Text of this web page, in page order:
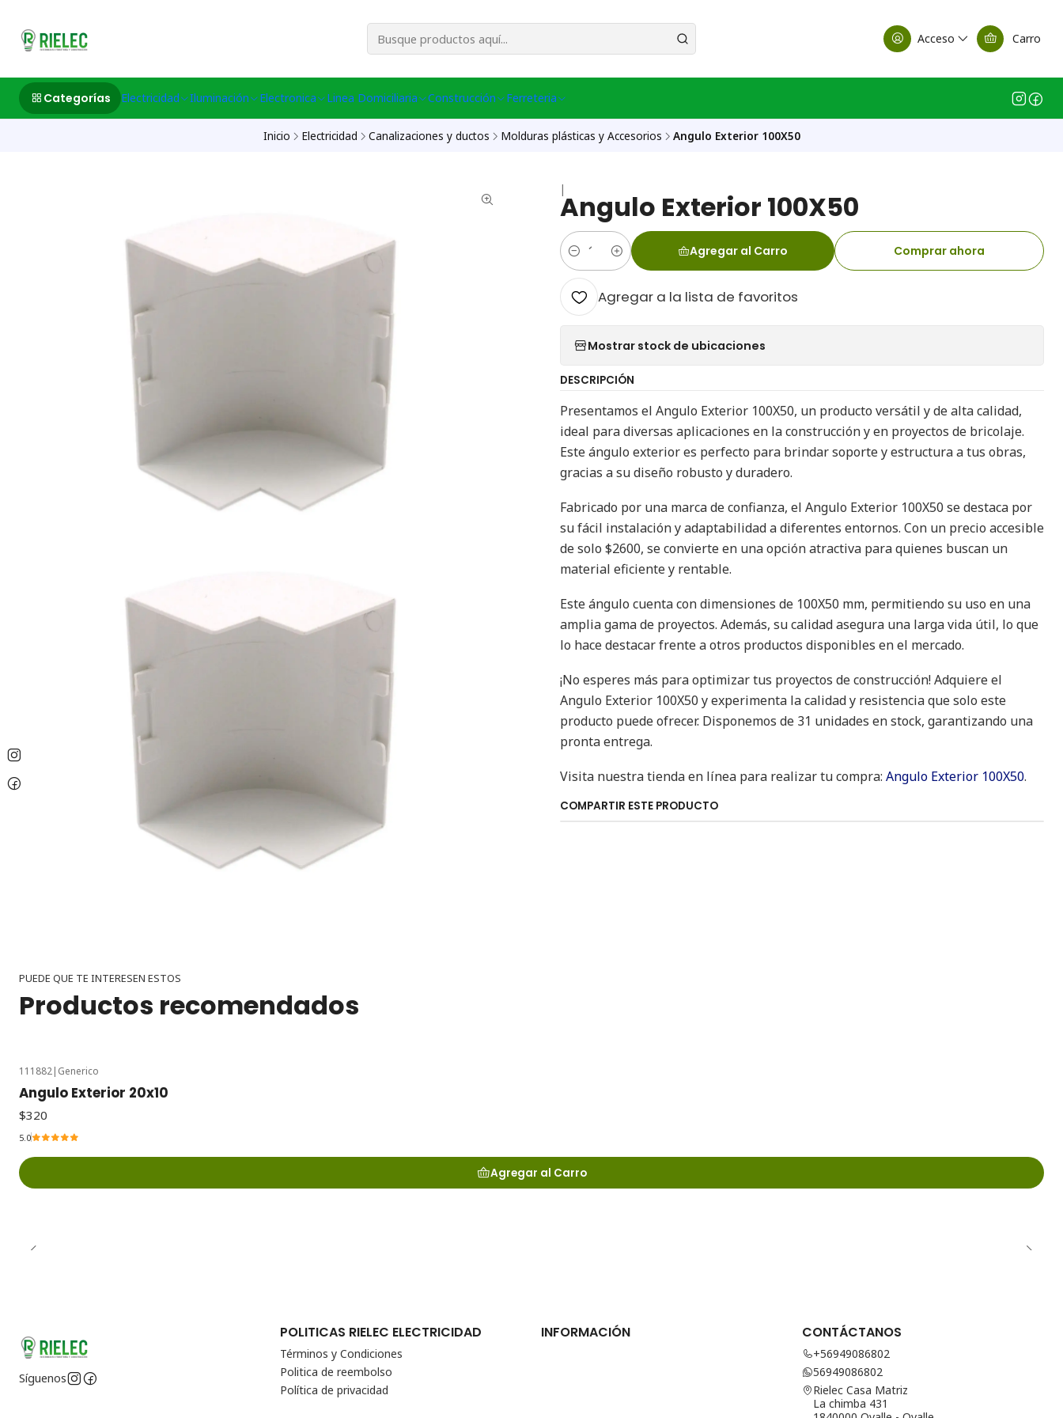
Acceso Carro
Categorías Electricidad Iluminación Electronica Linea Domiciliaria Construcción Ferreteria
Inicio Electricidad Canalizaciones y ductos Molduras plásticas y Accesorios Angulo Exterior 100X50
|
Angulo Exterior 100X50
Cantidad
Agregar al Carro Comprar ahora
Agregar a la lista de favoritos
Mostrar stock de ubicaciones
DESCRIPCIÓN
Presentamos el Angulo Exterior 100X50, un producto versátil y de alta calidad,
ideal para diversas aplicaciones en la construcción y en proyectos de bricolaje.
Este ángulo exterior es perfecto para brindar soporte y estructura a tus obras,
gracias a su diseño robusto y duradero.
Fabricado por una marca de confianza, el Angulo Exterior 100X50 se destaca por
su fácil instalación y adaptabilidad a diferentes entornos. Con un precio accesible
de solo $2600, se convierte en una opción atractiva para quienes buscan un
material eficiente y rentable.
Este ángulo cuenta con dimensiones de 100X50 mm, permitiendo su uso en una
amplia gama de proyectos. Además, su calidad asegura una larga vida útil, lo que
lo hace destacar frente a otros productos disponibles en el mercado.
¡No esperes más para optimizar tus proyectos de construcción! Adquiere el
Angulo Exterior 100X50 y experimenta la calidad y resistencia que solo este
producto puede ofrecer. Disponemos de 31 unidades en stock, garantizando una
pronta entrega.
Visita nuestra tienda en línea para realizar tu compra: Angulo Exterior 100X50.
COMPARTIR ESTE PRODUCTO
PUEDE QUE TE INTERESEN ESTOS
Productos recomendados
111882| Generico
Angulo Exterior 20x10
$320
5.0
Agregar al Carro
Síguenos
POLITICAS RIELEC ELECTRICIDAD
Términos y Condiciones
Politica de reembolso
Política de privacidad
INFORMACIÓN CONTÁCTANOS
+56949086802
56949086802
Rielec Casa Matriz
La chimba 431